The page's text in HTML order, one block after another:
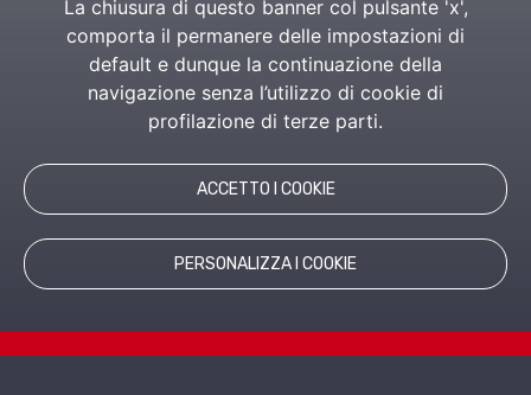
La chiusura di questo banner col pulsante 'x',
comporta il permanere delle impostazioni di
default e dunque la continuazione della
navigazione senza l’utilizzo di cookie di
profilazione di terze parti.
ACCETTO I COOKIE
PERSONALIZZA I COOKIE
per l’elaborazione paghe
RICHIEDI INFORMAZIONI
PRODOTTI CORRELATI